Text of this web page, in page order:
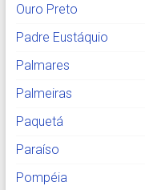
Ouro Preto
Padre Eustáquio
Palmares
Palmeiras
Paquetá
Paraíso
Pompéia